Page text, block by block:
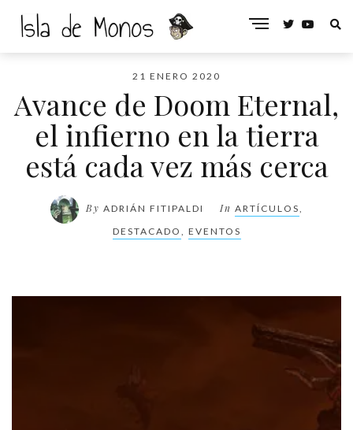
21 ENERO 2020
Avance de Doom Eternal,
el infierno en la tierra
está cada vez más cerca
By ADRIÁN FITIPALDI In ARTÍCULOS,
DESTACADO , EVENTOS